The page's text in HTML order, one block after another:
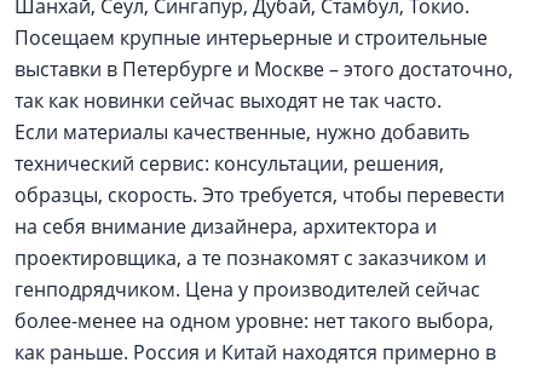
Шанхай, Сеул, Сингапур, Дубай, Стамбул, Токио.
Посещаем крупные интерьерные и строительные
выставки в Петербурге и Москве – этого достаточно,
так как новинки сейчас выходят не так часто.
Если материалы качественные, нужно добавить
технический сервис: консультации, решения,
образцы, скорость. Это требуется, чтобы перевести
на себя внимание дизайнера, архитектора и
проектировщика, а те познакомят с заказчиком и
генподрядчиком. Цена у производителей сейчас
более-менее на одном уровне: нет такого выбора,
как раньше. Россия и Китай находятся примерно в